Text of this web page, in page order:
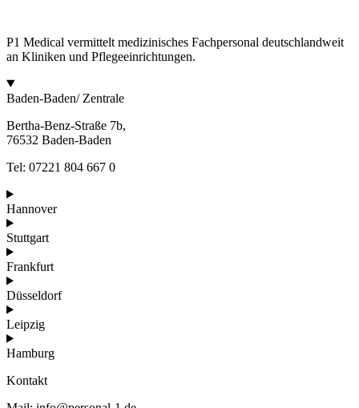
P1 Medical vermittelt medizinisches Fachpersonal deutschlandweit
an Kliniken und Pflegeeinrichtungen.
Baden-Baden/ Zentrale
Bertha-Benz-Straße 7b,
76532 Baden-Baden
Tel: 07221 804 667 0
Hannover
Stuttgart
Frankfurt
Düsseldorf
Leipzig
Hamburg
Kontakt